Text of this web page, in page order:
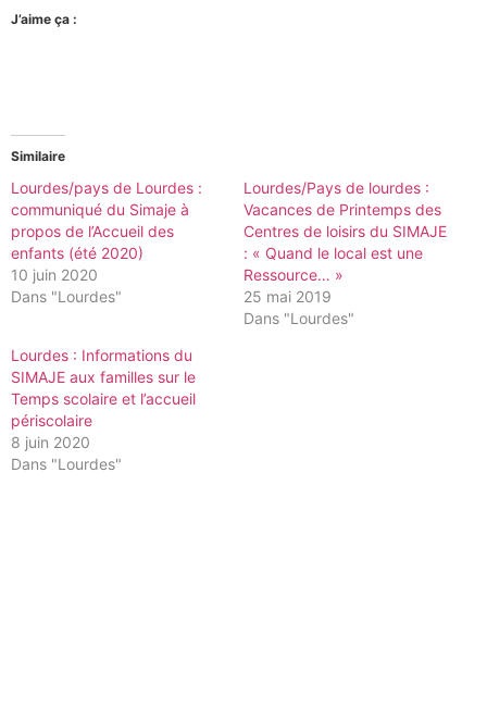
J’aime ça :
Similaire
Lourdes/pays de Lourdes :
communiqué du Simaje à
propos de l’Accueil des
enfants (été 2020)
10 juin 2020
Dans "Lourdes"
Lourdes/Pays de lourdes :
Vacances de Printemps des
Centres de loisirs du SIMAJE
: « Quand le local est une
Ressource… »
25 mai 2019
Dans "Lourdes"
Lourdes : Informations du
SIMAJE aux familles sur le
Temps scolaire et l’accueil
périscolaire
8 juin 2020
Dans "Lourdes"